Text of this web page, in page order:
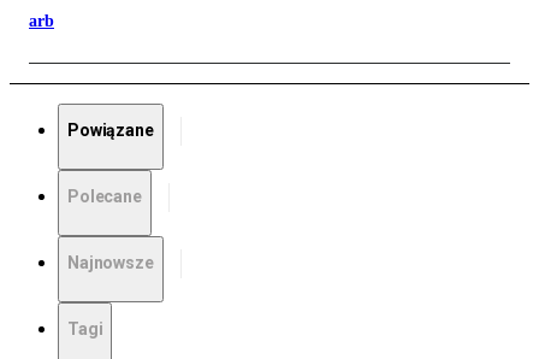
arb
Powiązane
Polecane
Najnowsze
Tagi